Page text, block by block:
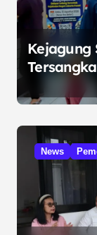
Kejagung
Kelola
Umum
News